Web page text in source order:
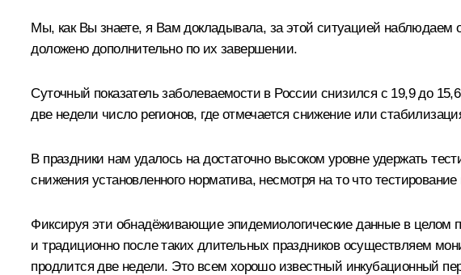
Мы, как Вы знаете, я Вам докладывала, за этой ситуацией
доложено дополнительно по их завершении.
Суточный показатель заболеваемости в России снизился с 19,9 до
две недели число регионов, где отмечается снижение или
В праздники нам удалось на достаточно высоком уровне удержать
снижения установленного норматива, несмотря на то что
Фиксируя эти обнадёживающие эпидемиологические данные в целом
и традиционно после таких длительных праздников осуществляем
продлится две недели. Это всем хорошо известный инкубационный